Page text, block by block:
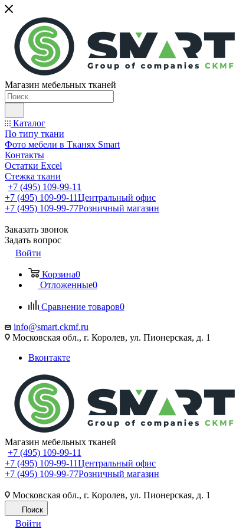
Магазин мебельных тканей
Каталог
По типу ткани
Фото мебели в Тканях Smart
Контакты
Остатки Excel
Стежка ткани
+7 (495) 109-99-11
+7 (495) 109-99-11Центральный офис
+7 (495) 109-99-77Розничный магазин
Заказать звонок
Задать вопрос
Войти
Корзина0
Отложенные0
Сравнение товаров0
info@smart.ckmf.ru
Московская обл., г. Королев, ул. Пионерская, д. 1
Вконтакте
Магазин мебельных тканей
+7 (495) 109-99-11
+7 (495) 109-99-11Центральный офис
+7 (495) 109-99-77Розничный магазин
Московская обл., г. Королев, ул. Пионерская, д. 1
Поиск
Войти